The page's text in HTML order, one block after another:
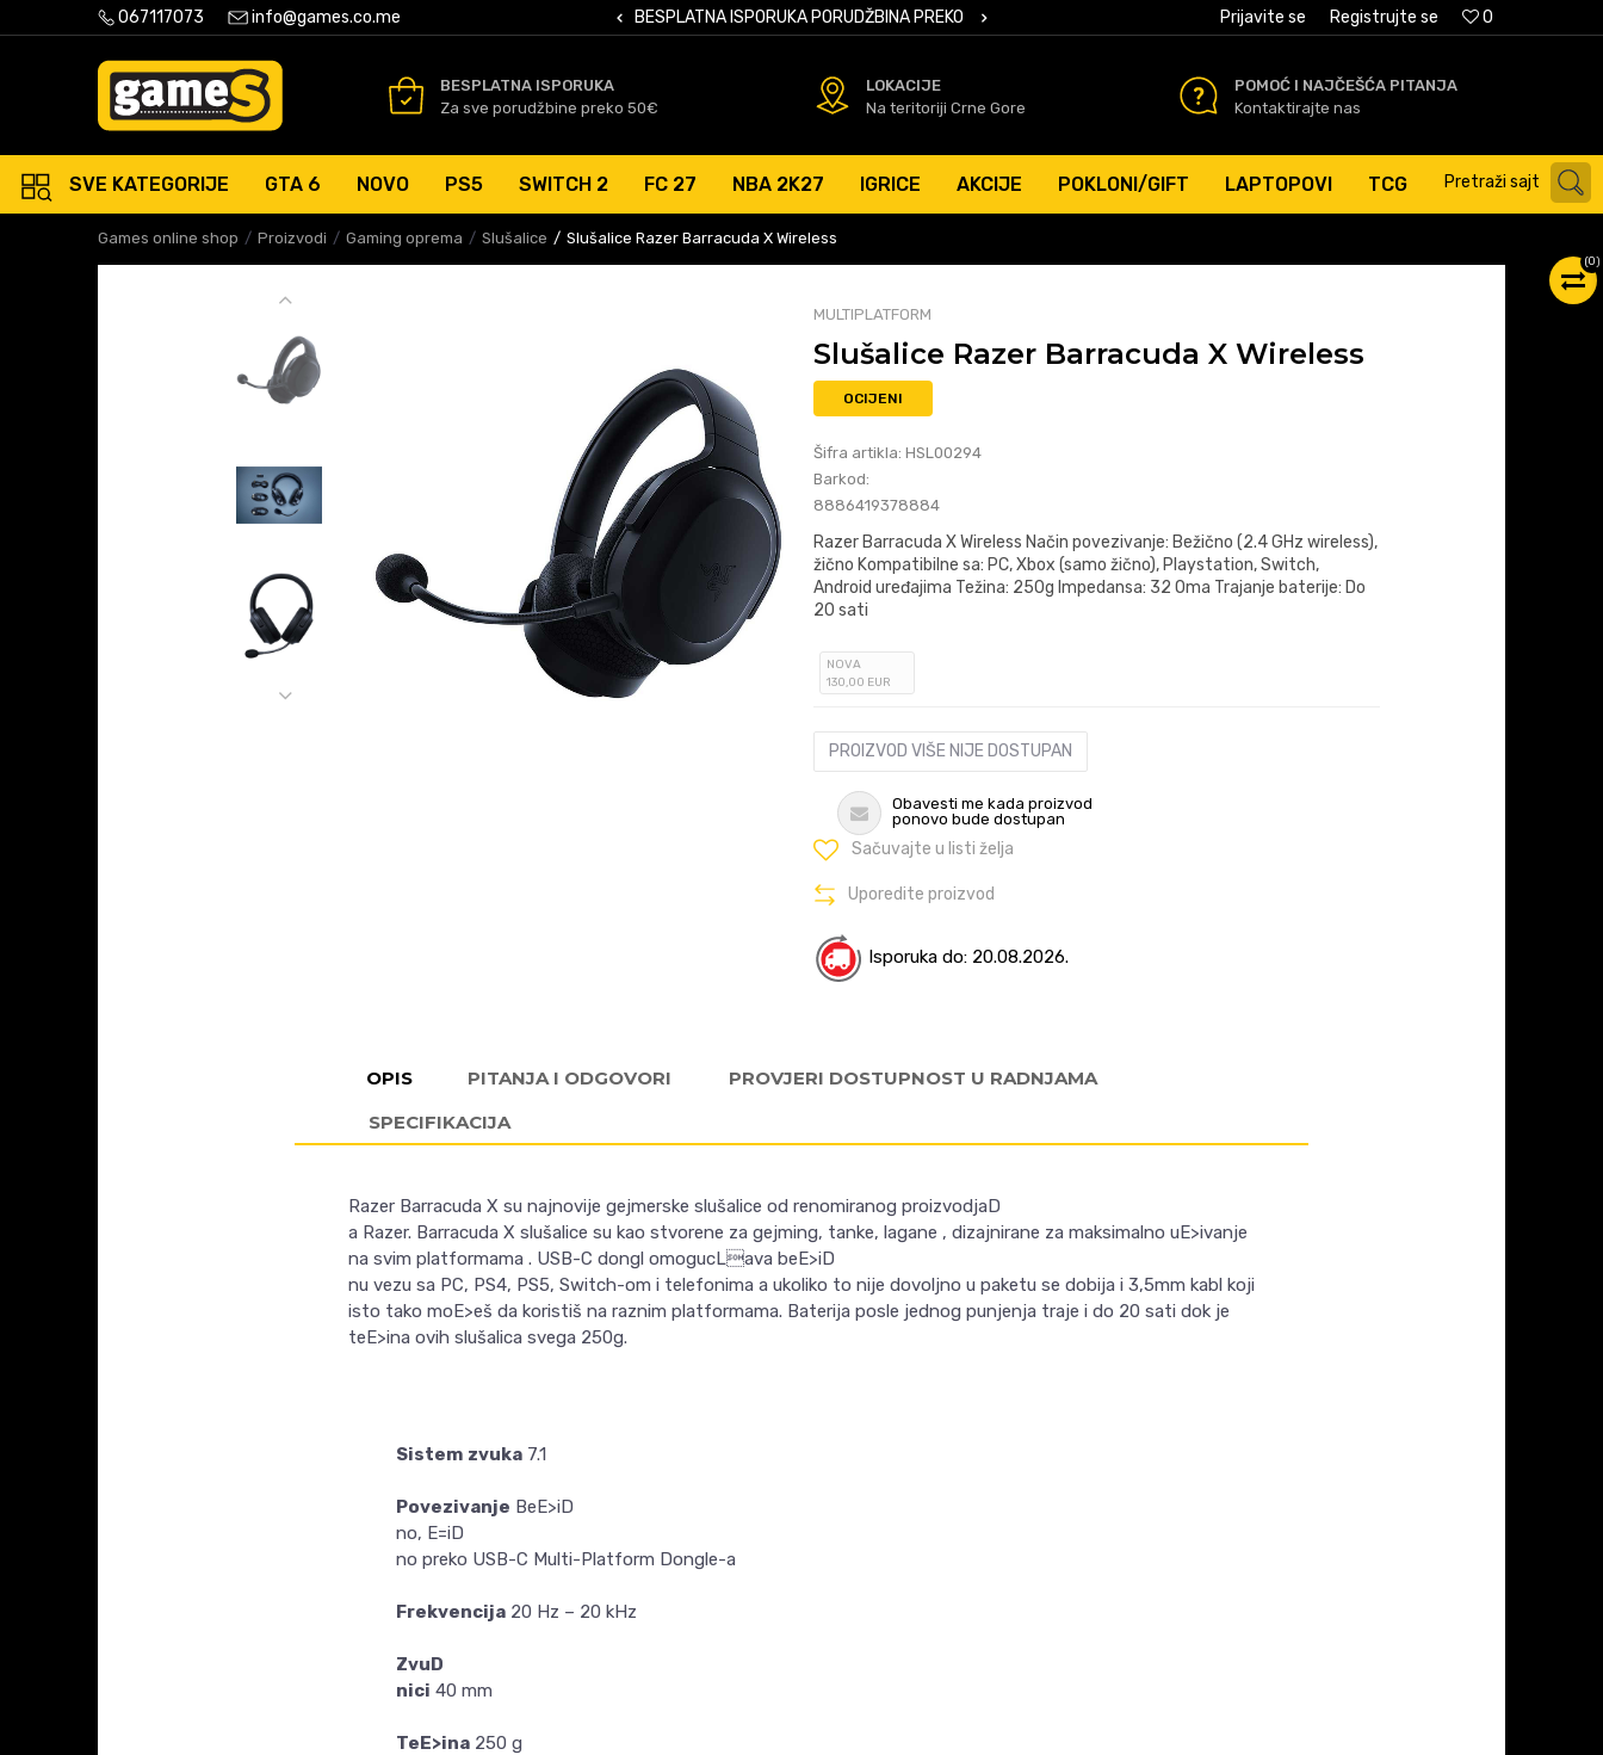
067117073 info@games.co.me
ISPORUKA PORUDŽBINA PREKO 50 EURSIGURNO PLAĆANJE PLATNIM KARTICAMA BESPLATNA ISPORUKA PORUDŽBINA PREKO 50 EURSIGURNO PLAĆANJE PLATNIM KARTICAMA 0
Prijavite se Registrujte se
BESPLATNA ISPORUKA
Za sve porudžbine preko 50€
LOKACIJE
Na teritoriji Crne Gore
POMOĆ I NAJČEŠĆA PITANJA
Kontaktirajte nas
SVE KATEGORIJE GTA 6 NOVO PS5 SWITCH 2 FC 27 NBA 2K27 IGRICE AKCIJE POKLONI/GIFT LAPTOPOVI TCG Pretraži sajt
Games online shop Proizvodi Gaming oprema Slušalice Slušalice Razer Barracuda X Wireless
(0)
MULTIPLATFORM
Slušalice Razer Barracuda X Wireless
OCIJENI
Šifra artikla: HSL00294
Barkod:
8886419378884
Razer Barracuda X Wireless Način povezivanje: Bežično (2.4 GHz wireless),
žično Kompatibilne sa: PC, Xbox (samo žično), Playstation, Switch,
Android uređajima Težina: 250g Impedansa: 32 Oma Trajanje baterije: Do
20 sati
NOVA
130,00 EUR
PROIZVOD VIŠE NIJE DOSTUPAN
Obavesti me kada proizvod
ponovo bude dostupan
Sačuvajte u listi želja
Uporedite proizvod
Isporuka do: 20.08.2026.
OPIS PITANJA I ODGOVORI
PROVJERI DOSTUPNOST U RADNJAMA
SPECIFIKACIJA
Razer Barracuda X su najnovije gejmerske slušalice od renomiranog proizvodjaD
a Razer. Barracuda X slušalice su kao stvorene za gejming, tanke, lagane , dizajnirane za maksimalno uE>ivanje
na svim platformama . USB-C dongl omogucLava beE>iD
nu vezu sa PC, PS4, PS5, Switch-om i telefonima a ukoliko to nije dovoljno u paketu se dobija i 3,5mm kabl koji
isto tako moE>eš da koristiš na raznim platformama. Baterija posle jednog punjenja traje i do 20 sati dok je
teE>ina ovih slušalica svega 250g.
Sistem zvuka 7.1
Povezivanje BeE>iD
no, E=iD
no preko USB-C Multi-Platform Dongle-a
Frekvencija 20 Hz – 20 kHz
ZvuD
nici 40 mm
TeE>ina 250 g